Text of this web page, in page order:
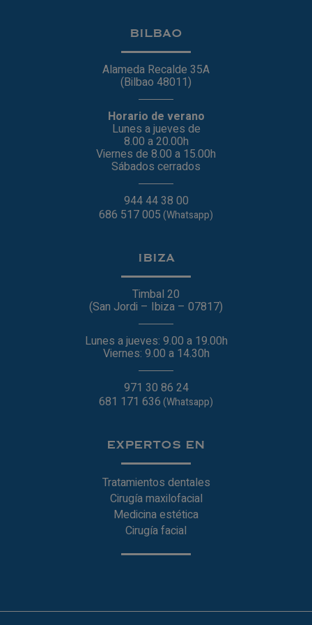
BILBAO
Alameda Recalde 35A
(Bilbao 48011)
Horario de verano
Lunes a jueves de
8.00 a 20.00h
Viernes de 8.00 a 15.00h
Sábados cerrados
944 44 38 00
686 517 005(Whatsapp)
IBIZA
Timbal 20
(San Jordi – Ibiza – 07817)
Lunes a jueves: 9.00 a 19.00h
Viernes: 9.00 a 14.30h
971 30 86 24
681 171 636(Whatsapp)
EXPERTOS EN
Tratamientos dentales
Cirugía maxilofacial
Medicina estética
Cirugía facial